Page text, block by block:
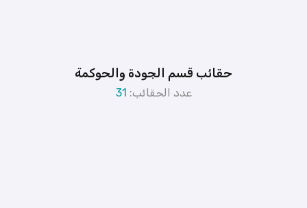
حقائب قسم الجودة والحوكمة
عدد الحقائب: 31